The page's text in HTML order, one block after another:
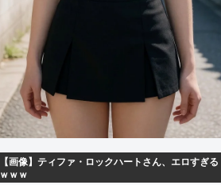
【画像】ティファ・ロックハートさん、エロすぎる
ｗｗｗ